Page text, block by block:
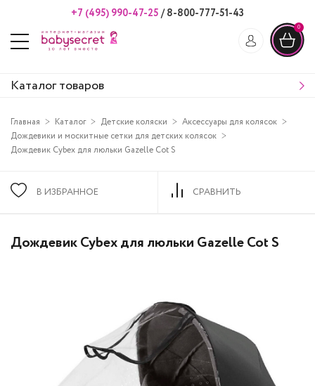
+7 (495) 990-47-25 /8-800-777-51-43
0
Каталог товаров
Главная Каталог Детские коляски
Аксессуары для колясок
Дождевики и москитные сетки для детских колясок
Дождевик Cybex для люльки Gazelle Cot S
В ИЗБРАННОЕ СРАВНИТЬ
Дождевик Cybex для люльки Gazelle Cot S